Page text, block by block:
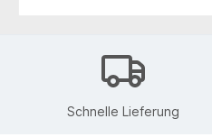
Schnelle Lieferung